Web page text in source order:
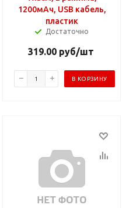
1200мАч, USB кабель,
пластик
Достаточно
319.00руб/шт
В КОРЗИНУ